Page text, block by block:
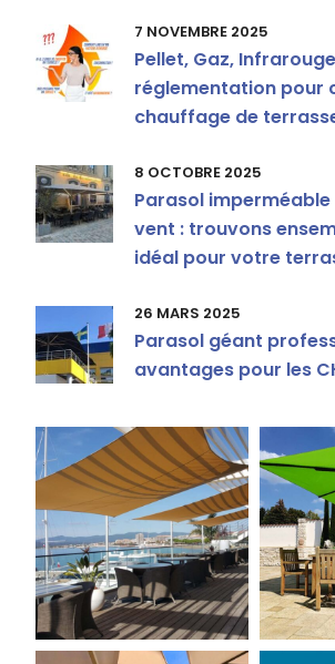
7 NOVEMBRE 2025
Pellet, Gaz,
réglementation pour
chauffage de
8 OCTOBRE 2025
Parasol
vent : trouvons
idéal pour votre
26 MARS 2025
Parasol géant
avantages pour les